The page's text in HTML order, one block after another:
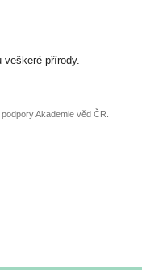
přírody.
Akademie věd ČR.